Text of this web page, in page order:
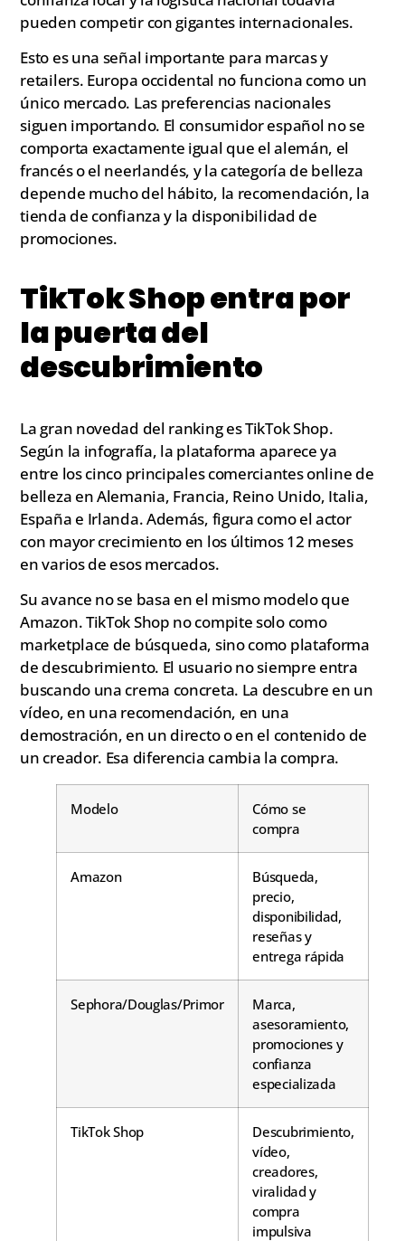
pueden competir con gigantes internacionales.
Esto es una señal importante para marcas y
retailers. Europa occidental no funciona como un
único mercado. Las preferencias nacionales
siguen importando. El consumidor español no se
comporta exactamente igual que el alemán, el
francés o el neerlandés, y la categoría de belleza
depende mucho del hábito, la recomendación, la
tienda de confianza y la disponibilidad de
promociones.
TikTok Shop entra por
la puerta del
descubrimiento
La gran novedad del ranking es TikTok Shop.
Según la infografía, la plataforma aparece ya
entre los cinco principales comerciantes online de
belleza en Alemania, Francia, Reino Unido, Italia,
España e Irlanda. Además, figura como el actor
con mayor crecimiento en los últimos 12 meses
en varios de esos mercados.
Su avance no se basa en el mismo modelo que
Amazon. TikTok Shop no compite solo como
marketplace de búsqueda, sino como plataforma
de descubrimiento. El usuario no siempre entra
buscando una crema concreta. La descubre en un
vídeo, en una recomendación, en una
demostración, en un directo o en el contenido de
un creador. Esa diferencia cambia la compra.
Modelo
Cómo se
compra
Amazon
Búsqueda,
precio,
disponibilidad,
reseñas y
entrega rápida
Sephora/Douglas/Primor
Marca,
asesoramiento,
promociones y
confianza
especializada
TikTok Shop
Descubrimiento,
vídeo,
creadores,
viralidad y
compra
impulsiva